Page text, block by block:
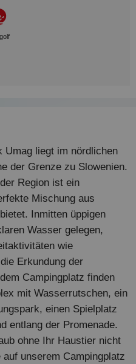
Umag liegt im nördlichen
der Grenze zu Slowenien.
Region ist ein
Mischung aus
Inmitten üppigen
Wasser gelegen,
wie
Erkundung der
Campingplatz finden
mit Wasserrutschen, ein
einen Spielplatz
entlang der Promenade.
ohne Ihr Haustier nicht
unserem Campingplatz